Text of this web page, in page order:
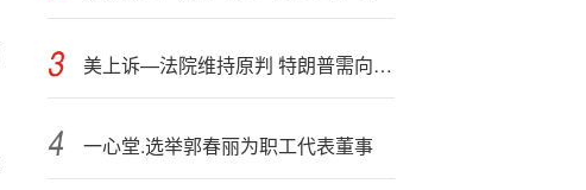
美上诉—法院维持原判 特朗普需向卡罗尔支付8330万美元赔偿
一心堂.选举郭春丽为职工代表董事